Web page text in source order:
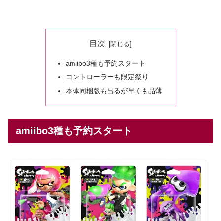
目次
amiibo3種も予約スタート
コントローラーも限定祭り
本体同梱版も出るが早くも品薄
amiibo3種も予約スタート